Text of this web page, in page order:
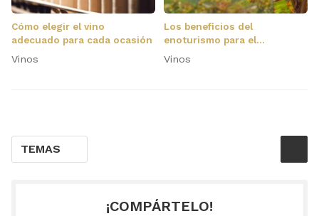
TEMAS
Cómo elegir el vino
adecuado para cada ocasión
Vinos
Los beneficios del
enoturismo para el
desarrollo rural y la
Vinos
¡COMPÁRTELO!